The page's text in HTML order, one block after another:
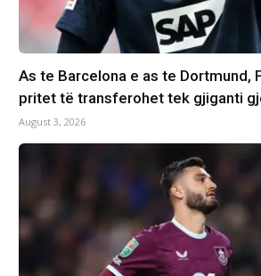
As te Barcelona e as te Dortmund,
pritet të transferohet tek gjiganti
August 3, 2026